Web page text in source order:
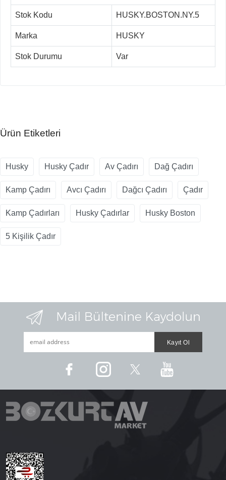
Stok Kodu HUSKY.BOSTON.NY.5
Marka HUSKY
Stok Durumu Var
Ürün Etiketleri
Husky Husky Çadır Av Çadırı Dağ Çadırı
Kamp Çadırı Avcı Çadırı Dağcı Çadırı Çadır
Kamp Çadırları Husky Çadırlar Husky Boston
5 Kişilik Çadır